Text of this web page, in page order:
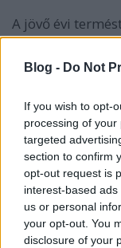
Blog - Do Not
If you wish to opt-
processing of
targeted
section to confirm
opt-out request is
interest-based
us or personal
your opt-out. You
disclosure of your
A jövő évi
esőzések
Szeptember -
A héten
hónapok:
ember,
szeptemberben
fecskék már
utolsósorban